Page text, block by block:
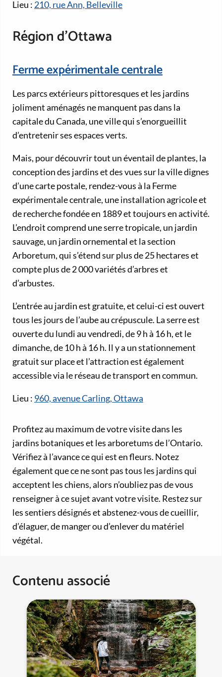
Lieu : 210, rue Ann, Belleville
Région d’Ottawa
Ferme expérimentale centrale
Les parcs extérieurs pittoresques et les jardins
joliment aménagés ne manquent pas dans la
capitale du Canada, une ville qui s’enorgueillit
d’entretenir ses espaces verts.
Mais, pour découvrir tout un éventail de plantes, la
conception des jardins et des vues sur la ville dignes
d’une carte postale, rendez-vous à la Ferme
expérimentale centrale, une installation agricole et
de recherche fondée en 1889 et toujours en activité.
L’endroit comprend une serre tropicale, un jardin
sauvage, un jardin ornemental et la section
Arboretum, qui s’étend sur plus de 25 hectares et
compte plus de 2 000 variétés d’arbres et
d’arbustes.
L’entrée au jardin est gratuite, et celui-ci est ouvert
tous les jours de l’aube au crépuscule. La serre est
ouverte du lundi au vendredi, de 9 h à 16 h, et le
dimanche, de 10 h à 16 h. Il y a un stationnement
gratuit sur place et l’attraction est également
accessible via le réseau de transport en commun.
Lieu : 960, avenue Carling, Ottawa
Profitez au maximum de votre visite dans les
jardins botaniques et les arboretums de l’Ontario.
Vérifiez à l’avance ce qui est en fleurs. Notez
également que ce ne sont pas tous les jardins qui
acceptent les chiens, alors n’oubliez pas de vous
renseigner à ce sujet avant votre visite. Restez sur
les sentiers désignés et abstenez-vous de cueillir,
d’élaguer, de manger ou d’enlever du matériel
végétal.
Contenu associé